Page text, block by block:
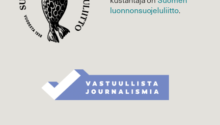
luonnonsuojelu­liitto.